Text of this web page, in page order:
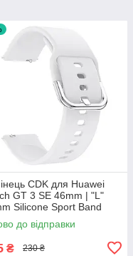
CDK для Huawei
GT 3 SE 46mm | "L"
Silicone Sport Band
(011018) (white)
до відправки
₴ 230 ₴